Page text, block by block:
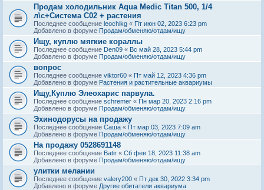
Продам холодильник Aqua Medic Titan 500, 1/4
л\с+Система С02 + растения
Последнее сообщение leochikg « Пт июн 02, 2023 6:23 pm
Добавлено в форуме Продам/обменяю/отдам/ищу
Ищу, куплю мягкие кораллы
Последнее сообщение Den09 « Вс май 28, 2023 5:44 pm
Добавлено в форуме Продам/обменяю/отдам/ищу
вопрос
Последнее сообщение viktor60 « Пт май 12, 2023 4:36 pm
Добавлено в форуме Растения и растительные аквариумы
Ищу,Куплю Элеохарис парвула.
Последнее сообщение schremer « Пн мар 20, 2023 2:16 pm
Добавлено в форуме Продам/обменяю/отдам/ищу
Эхинодорусы на продажу
Последнее сообщение Саша « Пт мар 03, 2023 7:09 am
Добавлено в форуме Продам/обменяю/отдам/ищу
На продажу 0528691148
Последнее сообщение Batir « Сб фев 18, 2023 11:38 am
Добавлено в форуме Продам/обменяю/отдам/ищу
улитки мелании
Последнее сообщение valery200 « Пт дек 30, 2022 3:34 pm
Добавлено в форуме Другие обитатели аквариума